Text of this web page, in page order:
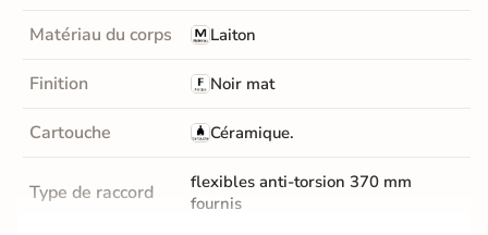
Matériau du corps Laiton
Finition Noir mat
Cartouche Céramique.
Type de raccord
flexibles anti-torsion 370 mm
fournis